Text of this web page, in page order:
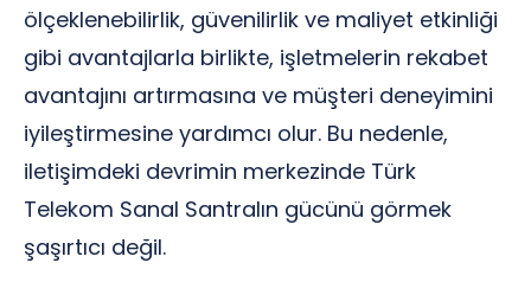
ölçeklenebilirlik, güvenilirlik ve maliyet etkinliği
gibi avantajlarla birlikte, işletmelerin rekabet
avantajını artırmasına ve müşteri deneyimini
iyileştirmesine yardımcı olur. Bu nedenle,
iletişimdeki devrimin merkezinde Türk
Telekom Sanal Santralın gücünü görmek
şaşırtıcı değil.